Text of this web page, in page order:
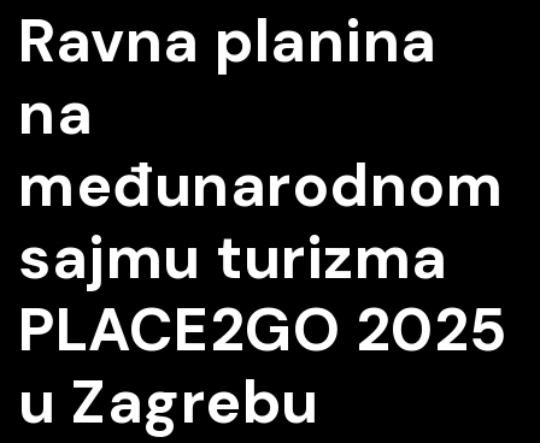
Ravna planina
na
međunarodnom
sajmu turizma
PLACE2GO 2025
u Zagrebu